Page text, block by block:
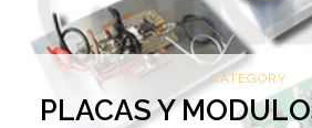
CATEGORY
PLACAS Y